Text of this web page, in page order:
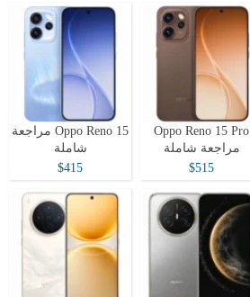
Oppo Reno 15 Pro
مراجعة شاملة
$515
Oppo Reno 15 مراجعة
شاملة
$415